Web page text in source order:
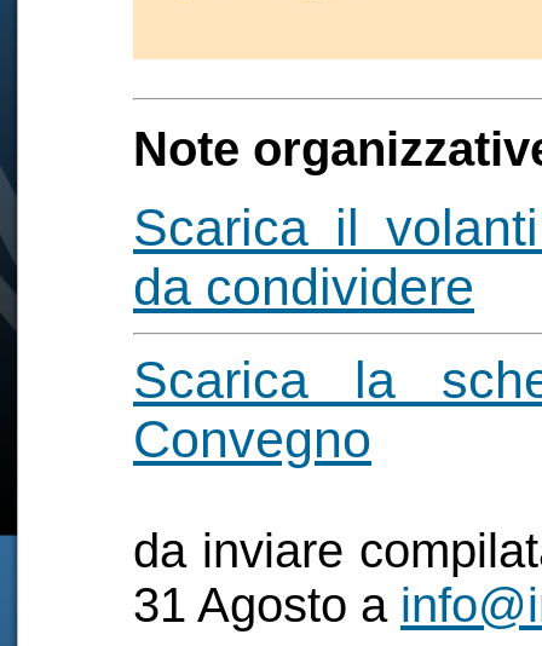
Note
Scarica il
da condividere
Scarica la
Convegno
da inviare
31 Agosto a